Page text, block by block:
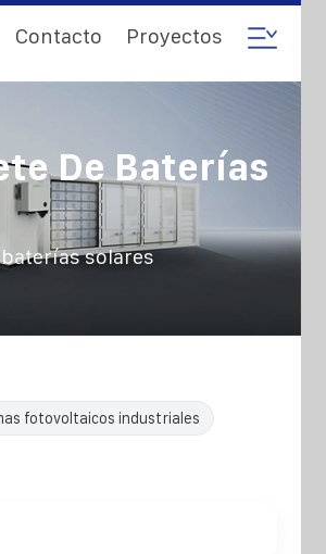
Contacto Proyectos
De Baterías
solares
fotovoltaicos industriales